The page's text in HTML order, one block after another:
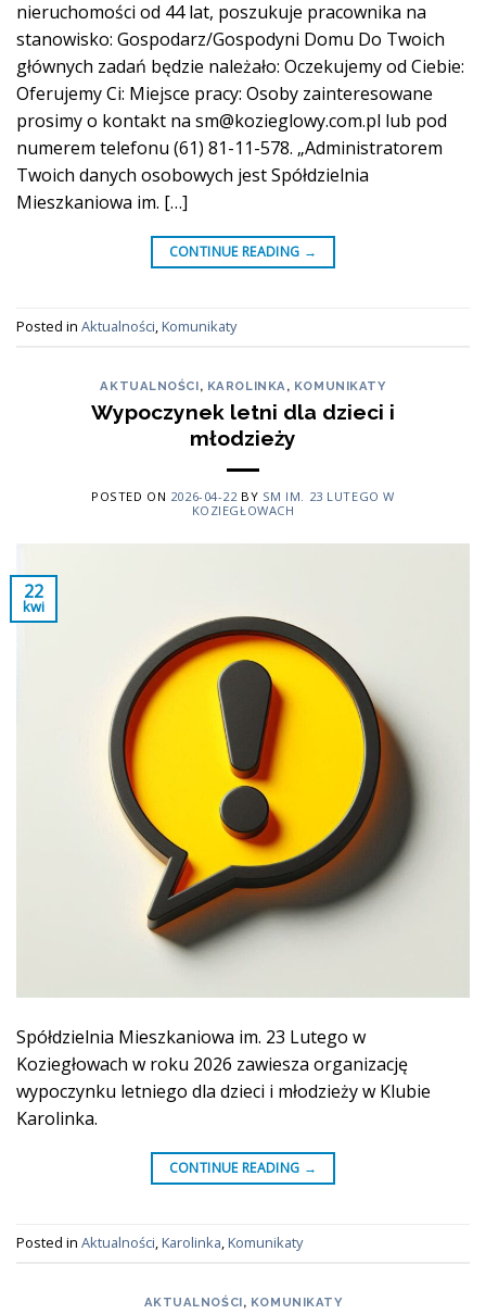
nieruchomości od 44 lat, poszukuje pracownika na
stanowisko: Gospodarz/Gospodyni Domu Do Twoich
głównych zadań będzie należało: Oczekujemy od Ciebie:
Oferujemy Ci: Miejsce pracy: Osoby zainteresowane
prosimy o kontakt na sm@kozieglowy.com.pl lub pod
numerem telefonu (61) 81-11-578. „Administratorem
Twoich danych osobowych jest Spółdzielnia
Mieszkaniowa im. […]
CONTINUE READING →
Posted in Aktualności,Komunikaty
AKTUALNOŚCI, KAROLINKA, KOMUNIKATY
Wypoczynek letni dla dzieci i
młodzieży
POSTED ON 2026-04-22 BY SM IM. 23 LUTEGO W
KOZIEGŁOWACH
22
kwi
Spółdzielnia Mieszkaniowa im. 23 Lutego w
Koziegłowach w roku 2026 zawiesza organizację
wypoczynku letniego dla dzieci i młodzieży w Klubie
Karolinka.
CONTINUE READING →
Posted in Aktualności,Karolinka,Komunikaty
AKTUALNOŚCI, KOMUNIKATY